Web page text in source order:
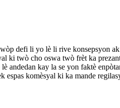
defi li yo lè li rive konsepsyon
ki twò cho oswa twò frèt ka
kay la se yon faktè
komèsyal ki ka mande